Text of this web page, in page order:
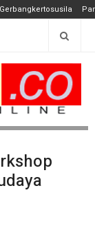
Gerbangkertosusila